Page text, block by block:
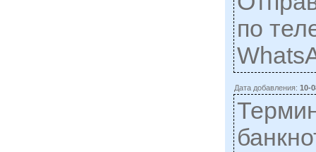
по
Дата добавления:10-